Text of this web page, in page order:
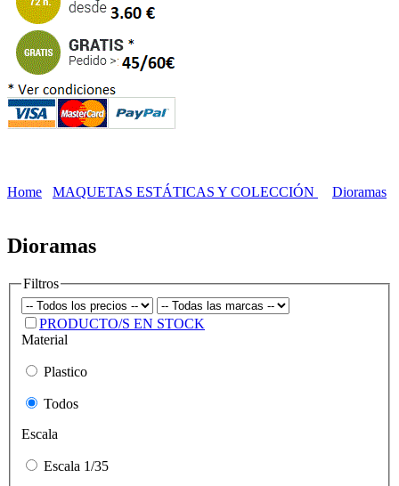
Home MAQUETAS ESTÁTICAS Y COLECCIÓN Dioramas
Dioramas
Filtros
PRODUCTO/S EN STOCK
Material
Plastico
Todos
Escala
Escala 1/35